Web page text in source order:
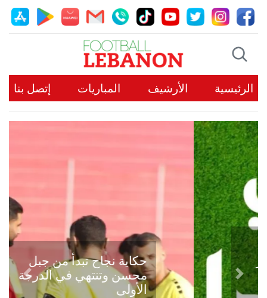
الرئيسية الأرشيف المباريات إتصل بنا
حكاية نجاح تبدأ من جبل
محسن وتنتهي في الدرجة
الأولىPrevious
Next